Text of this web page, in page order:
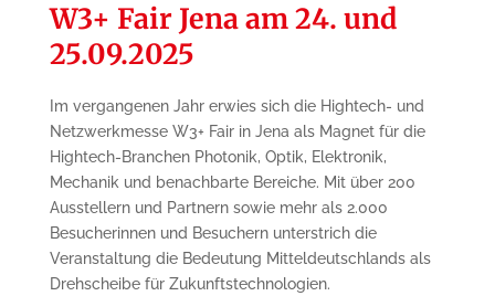
W3+ Fair Jena am 24. und
25.09.2025
Im vergangenen Jahr erwies sich die Hightech- und
Netzwerkmesse W3+ Fair in Jena als Magnet für die
Hightech-Branchen Photonik, Optik, Elektronik,
Mechanik und benachbarte Bereiche. Mit über 200
Ausstellern und Partnern sowie mehr als 2.000
Besucherinnen und Besuchern unterstrich die
Veranstaltung die Bedeutung Mitteldeutschlands als
Drehscheibe für Zukunftstechnologien.